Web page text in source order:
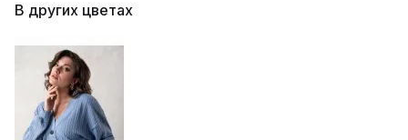
В других цветах